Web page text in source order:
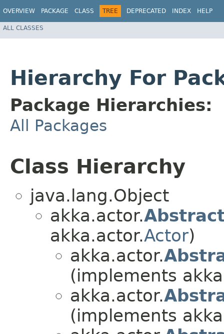
OVERVIEW PACKAGE CLASS TREE DEPRECATED INDEX HELP
ALL CLASSES
Hierarchy For
Package Hierarchies:
All Packages
Class Hierarchy
java.lang.Object
akka.actor.
akka.actor.Actor)
akka.actor.
(implements
akka.actor.
(implements